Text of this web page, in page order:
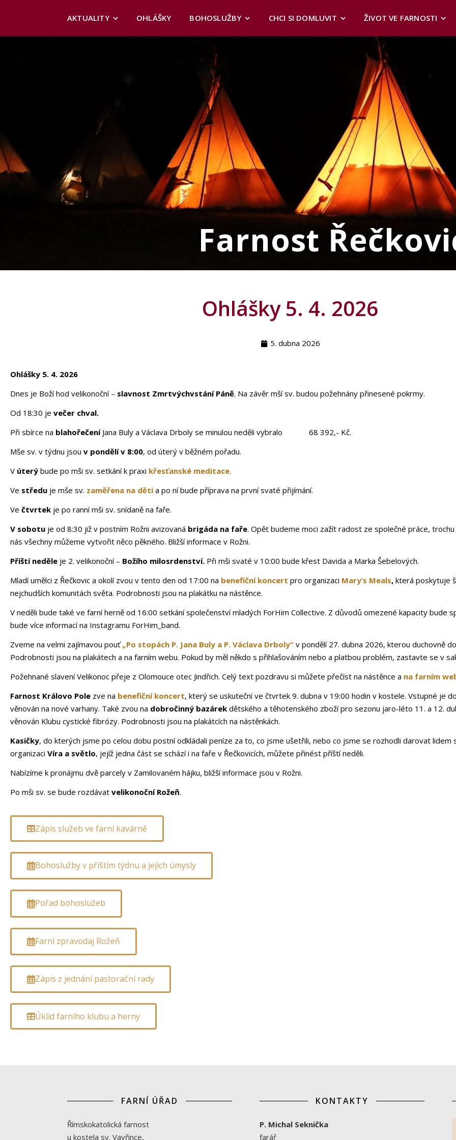
AKTUALITY OHLÁŠKY BOHOSLUŽBY CHCI SI DOMLUVIT ŽIVOT VE FARNOSTI
Farnost
Ohlášky 5. 4. 2026
5. dubna 2026
Ohlášky 5. 4. 2026
Dnes je Boží hod velikonoční – slavnost Zmrtvýchvstání Páně. Na závěr mší sv. budou požehnány přinesené pokrmy.
Od 18:30 je večer chval.
Při sbírce na blahořečeníJana Buly a Václava Drboly se minulou neděli vybralo 68 392,- Kč.
Mše sv. v týdnu jsou v pondělí v 8:00, od úterý v běžném pořadu.
V úterý bude po mši sv. setkání k praxi křesťanské meditace.
Ve středu je mše sv. zaměřena na děti a po ní bude příprava na první svaté přijímání.
Ve čtvrtek je po ranní mši sv. snídaně na faře.
V sobotu je od 8:30 již v postním Rožni avizovaná brigáda na faře. Opět budeme moci zažít radost ze společné práce,
nás všechny můžeme vytvořit něco pěkného. Bližší informace v Rožni.
Příští neděle je 2. velikonoční – Božího milosrdenství. Při mši svaté v 10:00 bude křest Davida a Marka Šebelových.
Mladí umělci z Řečkovic a okolí zvou v tento den od 17:00 na benefiční koncert pro organizaci Mary’s Meals, která poskytuje
nejchudších komunitách světa. Podrobnosti jsou na plakátku na nástěnce.
V neděli bude také ve farní herně od 16:00 setkání společenství mladých ForHim Collective. Z důvodů omezené kapacity bude
bude více informací na Instagramu ForHim_band.
Zveme na velmi zajímavou pouť „Po stopách P. Jana Buly a P. Václava Drboly“ v pondělí 27. dubna 2026, kterou duchovně
Podrobnosti jsou na plakátech a na farním webu. Pokud by měl někdo s přihlašováním nebo a platbou problém, zastavte se v
Požehnané slavení Velikonoc přeje z Olomouce otec Jindřich. Celý text pozdravu si můžete přečíst na nástěnce a na farním
Farnost Královo Pole zve na benefiční koncert, který se uskuteční ve čtvrtek 9. dubna v 19:00 hodin v kostele. Vstupné je
věnován na nové varhany. Také zvou na dobročinný bazárek dětského a těhotenského zboží pro sezonu jaro-léto 11. a 12.
věnován Klubu cystické fibrózy. Podrobnosti jsou na plakátcích na nástěnkách.
Kasičky, do kterých jsme po celou dobu postní odkládali peníze za to, co jsme ušetřili, nebo co jsme se rozhodli darovat lidem
organizaci Víra a světlo, jejíž jedna část se schází i na faře v Řečkovicích, můžete přinést příští neděli.
Nabízíme k pronájmu dvě parcely v Zamilovaném hájku, bližší informace jsou v Rožni.
Po mši sv. se bude rozdávat velikonoční Rožeň.
Zápis služeb ve farní kavárně
Bohoslužby v příštím týdnu a jejich úmysly
Pořad bohoslužeb
Farní zpravodaj Rožeň
Zápis z jednání pastorační rady
Úklid farního klubu a herny
FARNÍ ÚŘAD
Římskokatolická farnost
u kostela sv. Vavřince,
KONTAKTY
P. Michal Seknička
farář